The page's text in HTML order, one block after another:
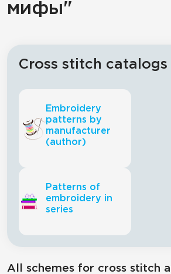
мифы"
Cross stitch catalogs
Embroidery
patterns by
manufacturer
(author)
Patterns of
embroidery in
series
All schemes for cross stitch